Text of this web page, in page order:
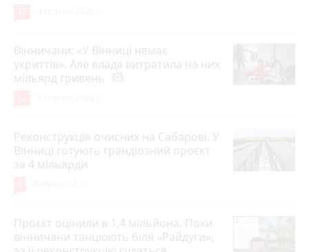
Вінничани: «У Вінниці немає
укриттів». Але влада витратила на них
мільярд гривень
Реконструкція очисних на Сабарові. У
Вінниці готують грандіозний проєкт
за 4 мільярди
Проєкт оцінили в 1,4 мільйона. Поки
вінничани танцюють біля «Райдуги»,